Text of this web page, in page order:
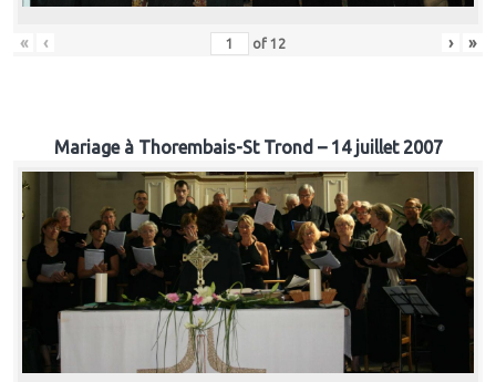
« ‹ of 12 › »
Mariage à Thorembais-St Trond – 14 juillet 2007